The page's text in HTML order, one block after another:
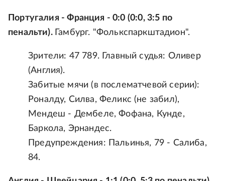
Португалия - Франция - 0:0 (0:0, 3:5 по
пенальти).
Гамбург. "Фолькспаркштадион".
Зрители: 47 789. Главный судья: Оливер
(Англия).
Забитые мячи (в послематчевой серии):
Роналду, Силва, Феликс (не забил),
Мендеш - Дембеле, Фофана, Кунде,
Баркола, Эрнандес.
Предупреждения: Пальинья, 79 - Салиба,
84.